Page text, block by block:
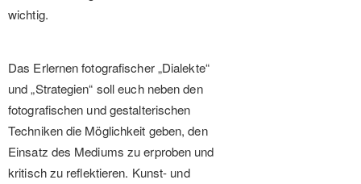
wichtig.
Das Erlernen fotografischer „Dialekte“
und „Strategien“ soll euch neben den
fotografischen und gestalterischen
Techniken die Möglichkeit geben, den
Einsatz des Mediums zu erproben und
kritisch zu reflektieren. Kunst- und